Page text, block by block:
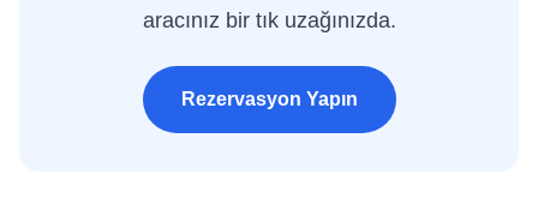
aracınız bir tık uzağınızda.
Rezervasyon Yapın